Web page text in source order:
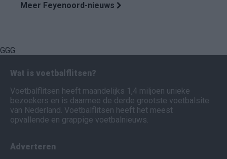
Meer Feyenoord-nieuws
GGG
Wat is voetbalflitsen?
Voetbalflitsen heeft maandelijks 1,4 miljoen unieke
bezoekers en is daarmee de derde grootste voetbalsite
van Nederland. Voetbalflitsen heeft het meest
opvallende en grappige voetbalnieuws.
Adverteren